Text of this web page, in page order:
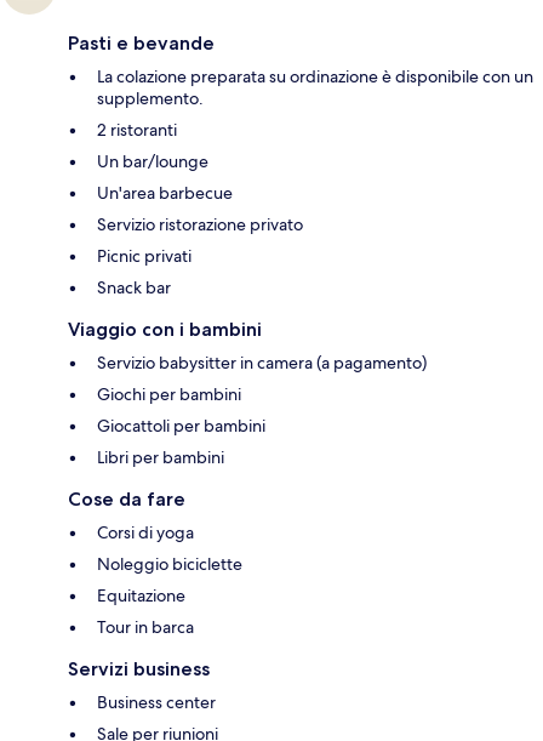
Pasti e bevande
La colazione preparata su ordinazione è disponibile con un
supplemento.
2 ristoranti
Un bar/lounge
Un'area barbecue
Servizio ristorazione privato
Picnic privati
Snack bar
Viaggio con i bambini
Servizio babysitter in camera (a pagamento)
Giochi per bambini
Giocattoli per bambini
Libri per bambini
Cose da fare
Corsi di yoga
Noleggio biciclette
Equitazione
Tour in barca
Servizi business
Business center
Sale per riunioni